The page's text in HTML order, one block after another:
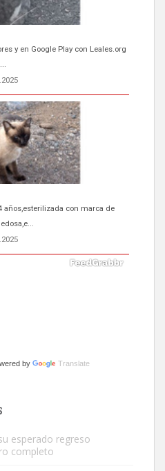
y en Google Play con Leales.org
años,esterilizada con marca de
Gatos callejeros de la zona los
by Translate
esperado regreso
completo